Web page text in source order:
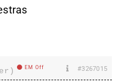
EM Off #3267015